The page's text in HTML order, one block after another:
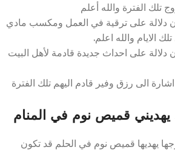
تلك الفترة والله أعلم
دلالة على ترقية في العمل ومكسب مادي
الايام والله اعلم.
دلالة على احداث جديدة قادمة لأهل البيت
الى رزق وفير قادم اليهم تلك الفترة
قميص نوم في المنام
يهديها قميص نوم في الحلم قد تكون